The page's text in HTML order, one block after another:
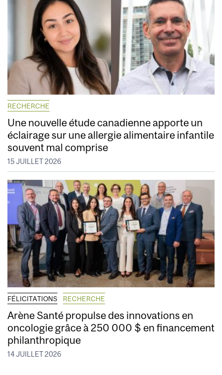
RECHERCHE
Une nouvelle étude canadienne apporte un
éclairage sur une allergie alimentaire infantile
souvent mal comprise
15 JUILLET 2026
FÉLICITATIONS RECHERCHE
Arène Santé propulse des innovations en
oncologie grâce à 250 000 $ en financement
philanthropique
14 JUILLET 2026